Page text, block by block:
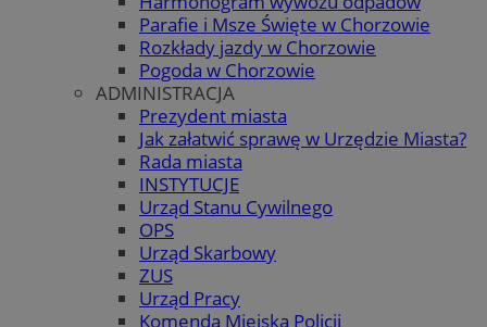
Parafie i Msze Święte w Chorzowie
Rozkłady jazdy w Chorzowie
Pogoda w Chorzowie
ADMINISTRACJA
Prezydent miasta
Jak załatwić sprawę w Urzędzie Miasta?
Rada miasta
INSTYTUCJE
Urząd Stanu Cywilnego
OPS
Urząd Skarbowy
ZUS
Urząd Pracy
Komenda Miejska Policji